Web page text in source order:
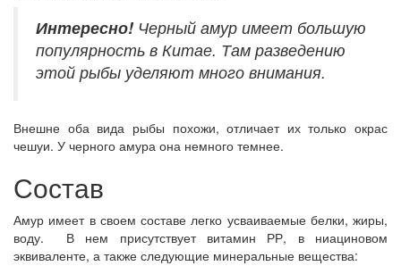
Интересно!Черный амур имеет большую
популярность в Китае. Там разведению
этой рыбы уделяют много внимания.
Внешне оба вида рыбы похожи, отличает их только окрас
чешуи. У черного амура она немного темнее.
Состав
Амур имеет в своем составе легко усваиваемые белки, жиры,
воду. В нем присутствует витамин РР, в ниациновом
эквиваленте, а также следующие минеральные вещества: